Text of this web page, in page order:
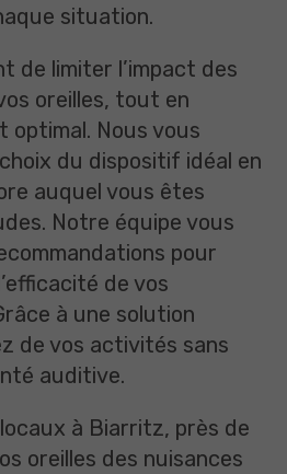
situation.
de limiter l’impact des
oreilles, tout en
Nous vous
du dispositif idéal en
auquel vous êtes
Notre équipe vous
pour
de vos
à une solution
de vos activités sans
auditive.
à Biarritz, près de
oreilles des nuisances